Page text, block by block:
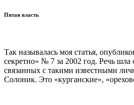
Пятая власть
Так называлась моя статья,
секретно» № 7 за 2002 год. Речь
связанных с такими известными
Солоник. Это «курганские»,